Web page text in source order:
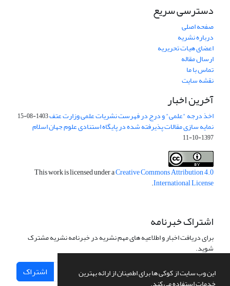
این وب سایت از کوکی ها برای اطمینان از ارائه بهترین
دسترسی سریع
صفحه اصلی
درباره نشریه
اعضای هیات تحریریه
ارسال مقاله
تماس با ما
نقشه سایت
آخرین اخبار
اخذ درجه "علمی" و درج در فهرست نشریات علمی وزارت عتف1403-08-15
نمایه سازی مقالات پذیرفته شده در پایگاه استنادی علوم جهان اسلام
1397-10-11
This work is licensed under aCreative Commons Attribution 4.0
International License
.
اشتراک خبرنامه
برای دریافت اخبار و اطلاعیه های مهم نشریه در خبرنامه نشریه مشترک
شوید.
اشتراک